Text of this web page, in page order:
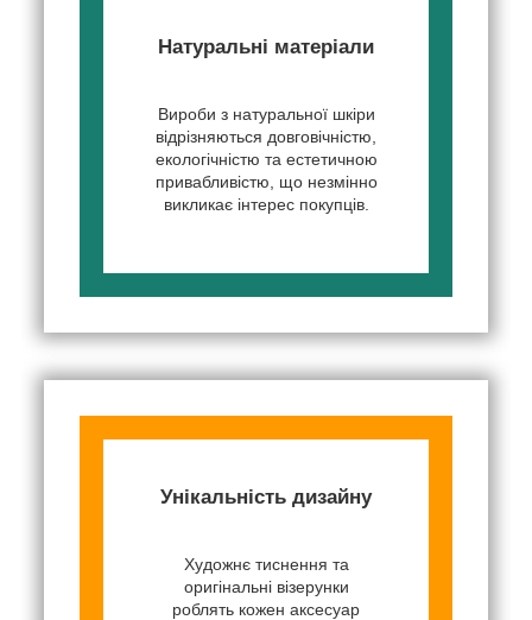
Натуральні матеріали
Вироби з натуральної шкіри
відрізняються довговічністю,
екологічністю та естетичною
привабливістю, що незмінно
викликає інтерес покупців.
Унікальність дизайну
Художнє тиснення та
оригінальні візерунки
роблять кожен аксесуар